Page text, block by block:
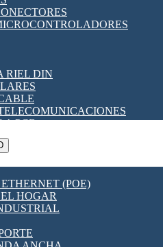
CARRERA
Y TC'S DE CORRIENTE
LÓGICO PROGRAMABLES
HORARIO
[VDF]
RIEL DIN
A PCB
(POE)
HOGAR